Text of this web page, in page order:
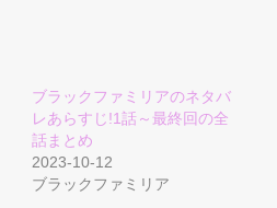
ブラックファミリアのネタバ
レあらすじ!1話～最終回の全
話まとめ
2023-10-12
ブラックファミリア